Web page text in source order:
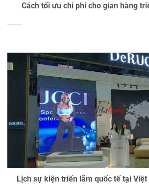
Cách tối ưu chi phí cho gian hàng
Lịch sự kiện triển lãm quốc tế tại